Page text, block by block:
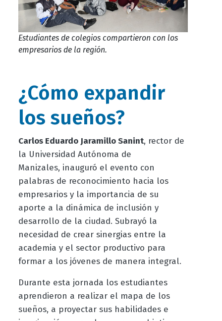
Estudiantes de colegios compartieron con los
empresarios de la región.
¿Cómo expandir
los sueños?
Carlos Eduardo Jaramillo Sanint, rector de
la Universidad Autónoma de
Manizales, inauguró el evento con
palabras de reconocimiento hacia los
empresarios y la importancia de su
aporte a la dinámica de inclusión y
desarrollo de la ciudad. Subrayó la
necesidad de crear sinergias entre la
academia y el sector productivo para
formar a los jóvenes de manera integral.
Durante esta jornada los estudiantes
aprendieron a realizar el mapa de los
sueños, a proyectar sus habilidades e